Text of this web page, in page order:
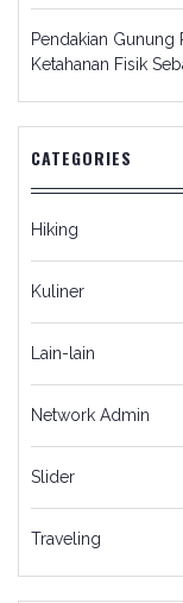
Pendakian Gunung
Ketahanan Fisik
CATEGORIES
Hiking
Kuliner
Lain-lain
Network Admin
Slider
Traveling